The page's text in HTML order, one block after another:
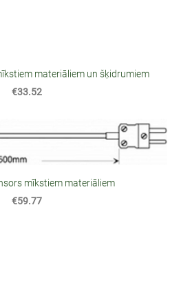
materiāliem un šķidrumiem
€33.52
mīkstiem materiāliem
€59.77